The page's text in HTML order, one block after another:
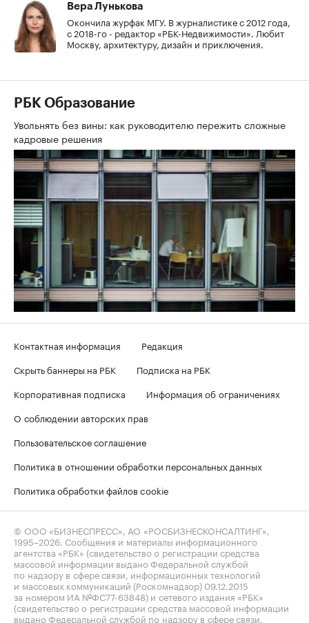
Вера Лунькова
Окончила журфак МГУ. В журналистике с 2012 года,
с 2018-го - редактор «РБК-Недвижимости». Любит
Москву, архитектуру, дизайн и приключения.
РБК Образование
Увольнять без вины: как руководителю пережить сложные
кадровые решения
Контактная информация
Редакция
Скрыть баннеры на РБК
Подписка на РБК
Корпоративная подписка
Информация об ограничениях
О соблюдении авторских прав
Пользовательское соглашение
Политика в отношении обработки персональных данных
Политика обработки файлов cookie
© ООО «БИЗНЕСПРЕСС», АО «РОСБИЗНЕСКОНСАЛТИНГ»,
1995–2026 . Сообщения и материалы информационного
агентства «РБК» (свидетельство о регистрации средства
массовой информации выдано Федеральной службой
по надзору в сфере связи, информационных технологий
и массовых коммуникаций (Роскомнадзор) 09.12.2015
за номером ИА №ФС77-63848) и сетевого издания «РБК»
(свидетельство о регистрации средства массовой информации
выдано Федеральной службой по надзору в сфере связи,